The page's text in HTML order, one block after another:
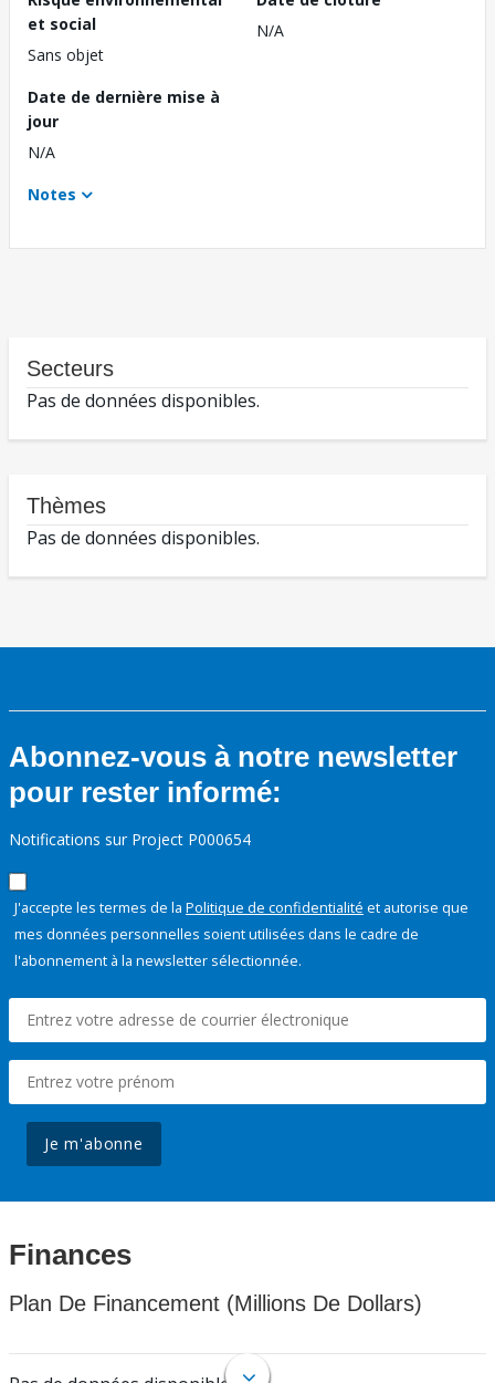
et social
Sans objet
N/A
Date de dernière mise à
jour
N/A
Notes
Secteurs
Pas de données disponibles.
Thèmes
Pas de données disponibles.
Abonnez-vous à notre newsletter
pour rester informé:
Notifications sur Project P000654
J'accepte les termes de la Politique de confidentialité et autorise que
mes données personnelles soient utilisées dans le cadre de
l'abonnement à la newsletter sélectionnée.
Je m'abonne
Finances
Plan De Financement (Millions De Dollars)